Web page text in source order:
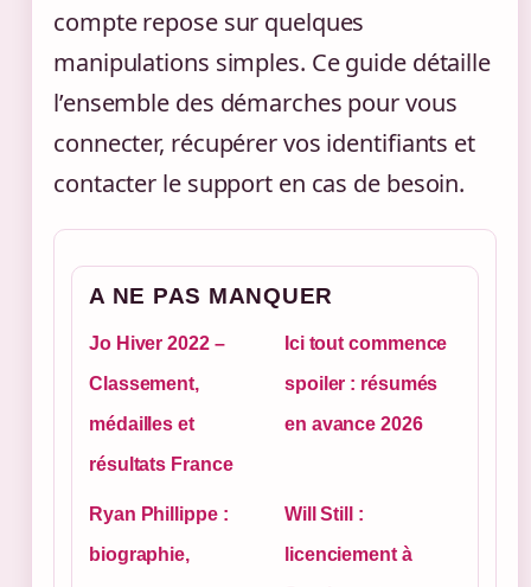
compte repose sur quelques
manipulations simples. Ce guide détaille
l’ensemble des démarches pour vous
connecter, récupérer vos identifiants et
contacter le support en cas de besoin.
A NE PAS MANQUER
Jo Hiver 2022 –
Classement,
médailles et
résultats France
Ici tout commence
spoiler : résumés
en avance 2026
Ryan Phillippe :
biographie,
Will Still :
licenciement à